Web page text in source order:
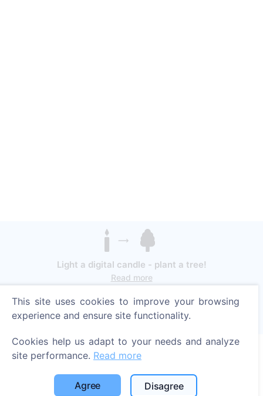
Light a digital candle - plant a tree!
Read more
Trees planted
1393
This site uses cookies to improve your browsing
experience and ensure site functionality.
Cookies help us adapt to your needs and analyze
site performance. Read more
Agree Disagree